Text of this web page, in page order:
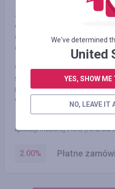
5) W przypadku jakichkolwiek
obsługi technicznej Smarty
kontaktować się z działem
internetowego.
6) Jeśli zamówienie jest
gotówki jest obliczany na
pomniejszonej o bonusy. W
opłaconych bonusów, zwrot
7) Cashback nie jest pobierany za
aplikacji mobilnej iHerb (Android
2.00% Płatne
We've determined
United
YES, SHOW ME
NO, LEAVE IT